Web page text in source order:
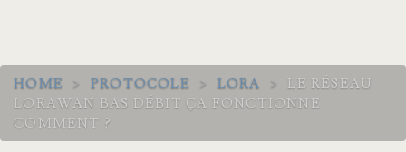
HOME > PROTOCOLE > LORA >
LE RÉSEAU
LORAWAN BAS DÉBIT ÇA FONCTIONNE
COMMENT ?